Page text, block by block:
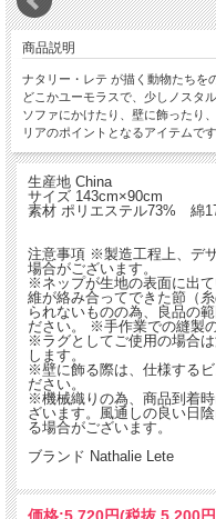
商品説明
ナタリー・レテ が描く動物たちを
どこかユーモラスで、少しノスタ
ソファにかけたり、壁に飾ったり
リアのポイントとなるアイテムです
生産地 China
サイズ 143cm×90cm
素材 ポリエステル73% 綿
注意事項 ※製造工程上、デ
場合がございます。
※ネップが生地の表面に出
維が絡み合ってできた節（
られないものの為、良品の
ださい。 ※手作業での縫製
※ラグとしてご使用の場合
します。
※壁に飾る際は、仕様する
ださい。
※機械織りの為、商品到着
ざいます。風通しの良い日
る場合がございます。
ブランド Nathalie Lete
価格:5,720円(税抜 5,200